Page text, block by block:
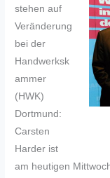
stehen auf
Veränderung
bei der
Handwerksk
ammer
(HWK)
Dortmund:
Carsten
Harder ist
am heutigen